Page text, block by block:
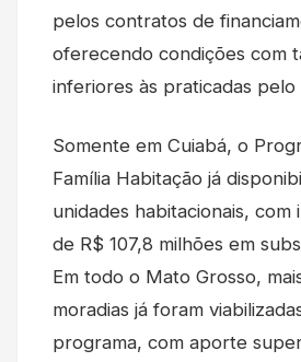
pelos contratos de
oferecendo condições com
inferiores às praticadas pelo
Somente em Cuiabá, o
Família Habitação já
unidades habitacionais, com
de R$ 107,8 milhões em
Em todo o Mato Grosso,
moradias já foram
programa, com aporte